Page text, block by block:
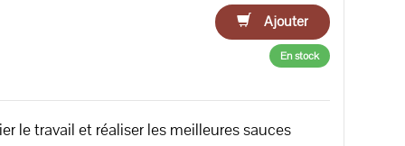
Ajouter
En stock
le travail et réaliser les meilleures sauces